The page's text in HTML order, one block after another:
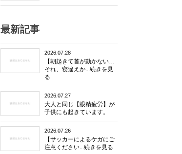
最新記事
2026.07.28
【朝起きて首が動かない…
それ、寝違えか...続きを見
る
2026.07.27
大人と同じ【眼精疲労】が
子供にも起きています。
2026.07.26
【サッカーによるケガにご
注意ください...続きを見る